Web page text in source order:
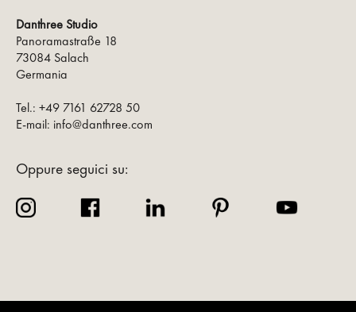
Danthree Studio
Panoramastraße 18
73084 Salach
Germania
Tel.: +49 7161 62728 50
E-mail: info@danthree.com
Oppure seguici su: